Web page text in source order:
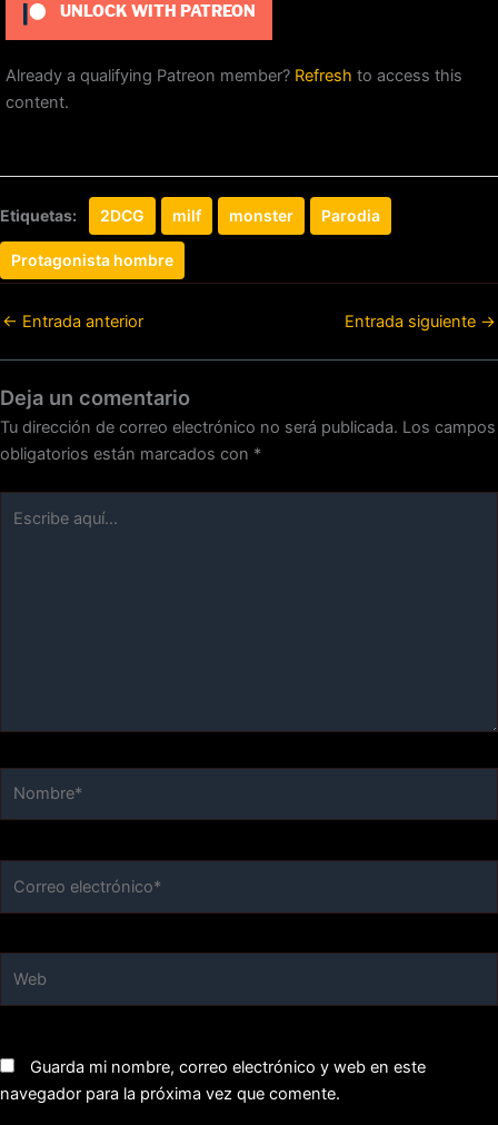
UNLOCK WITH PATREON
Already a qualifying Patreon member? Refresh to access this
content.
Etiquetas: 2DCG milf monster Parodia
Protagonista hombre
← Entrada anterior Entrada siguiente →
Deja un comentario
Tu dirección de correo electrónico no será publicada. Los campos
obligatorios están marcados con *
aquí...
electrónico*
Guarda mi nombre, correo electrónico y web en este
navegador para la próxima vez que comente.